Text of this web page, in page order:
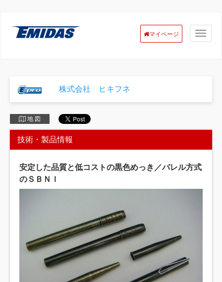
マイページ
株式会社 ヒキフネ
地 図
技術・製品情報
安定した品質と低コストの黒色めっき／バレル方式
のＳＢＮＩ